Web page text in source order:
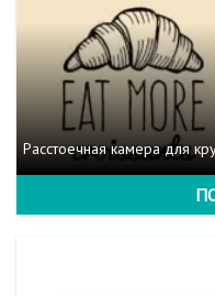
Расстоечная камера для